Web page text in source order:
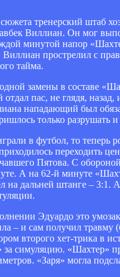
тренерский штаб
Виллиан. Он мог
минутой напор
Виллиан прострелил с
тайма.
замены в составе
пас, не глядя,
нападающий был
только разрушать и
в футбол, то теперь
переходить
Пятова. С
А на 62-й минуте
на дальней штанге –
Эдуардо это
– и сам получил травму
второго хет-трика в
симуляцию. «Шахтер»
«Заря» могла